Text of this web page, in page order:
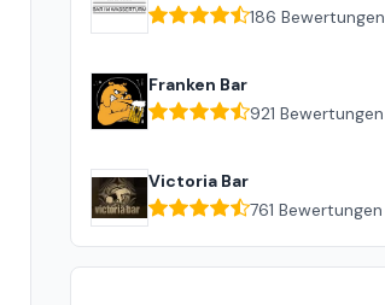
186 Bewertungen
Franken Bar
921 Bewertungen
Victoria Bar
761 Bewertungen